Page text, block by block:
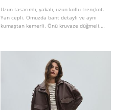
Uzun tasarımlı, yakalı, uzun kollu trençkot.
Yan cepli. Omuzda bant detaylı ve aynı
kumaştan kemerli. Önü kruvaze düğmeli.